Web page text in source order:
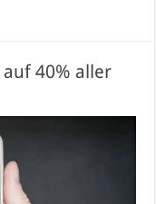
40% aller